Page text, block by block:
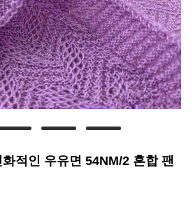
적인 우유면 54NM/2 혼합 팬